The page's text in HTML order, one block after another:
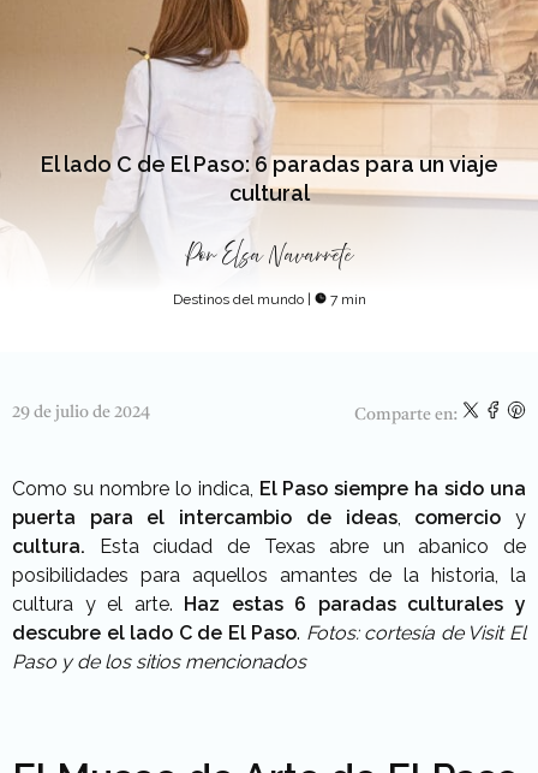
El lado C de El Paso: 6 paradas para un viaje
cultural
Por Elsa Navarrete
Destinos del mundo | 7 min
29 de julio de 2024 Comparte en:
Como su nombre lo indica, El Paso siempre ha sido una
puerta para el intercambio de ideas, comercio y
cultura. Esta ciudad de Texas abre un abanico de
posibilidades para aquellos amantes de la historia, la
cultura y el arte. Haz estas 6 paradas culturales y
descubre el lado C de El Paso. Fotos: cortesía de Visit El
Paso y de los sitios mencionados